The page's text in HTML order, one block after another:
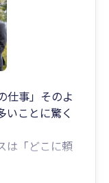
仕事」そのよ
いことに驚く
は「どこに頼
多いのでは